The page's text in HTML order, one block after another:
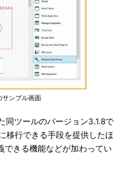
ンプル画面
ツールのバージョン3.1.8で
移行できる手段を提供したほ
できる機能などが加わってい